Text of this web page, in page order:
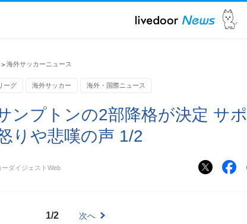
> 海外サッカーニュース
ーグ 海外サッカー 海外・国際ニュース
ンプトンの2部降格が決定 サポ
りや悲嘆の声 1/2
ーダイジェストWeb
1/2 次へ